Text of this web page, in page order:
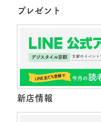
プレゼント
新店情報